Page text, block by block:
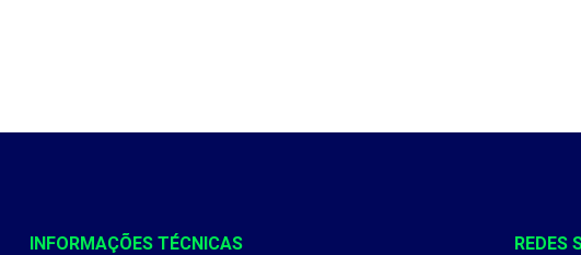
INFORMAÇÕES TÉCNICAS REDES